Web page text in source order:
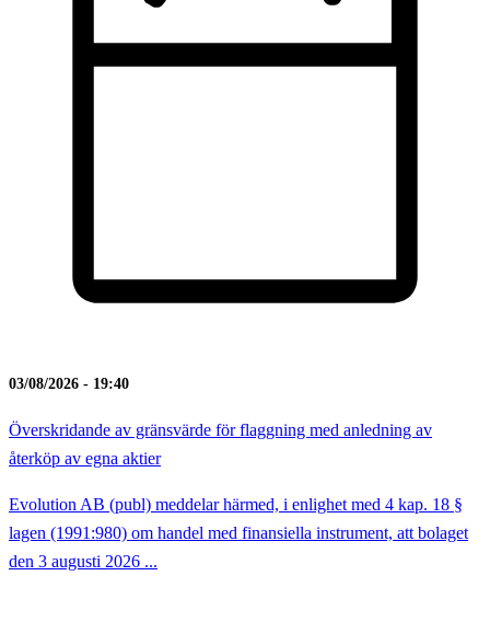
03/08/2026 - 19:40
Överskridande av gränsvärde för flaggning med anledning av
återköp av egna aktier
Evolution AB (publ) meddelar härmed, i enlighet med 4 kap. 18 §
lagen (1991:980) om handel med finansiella instrument, att bolaget
den 3 augusti 2026 ...